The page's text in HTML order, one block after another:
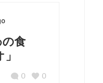
食
0
0